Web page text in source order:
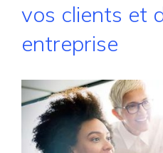
vos clients et
entreprise